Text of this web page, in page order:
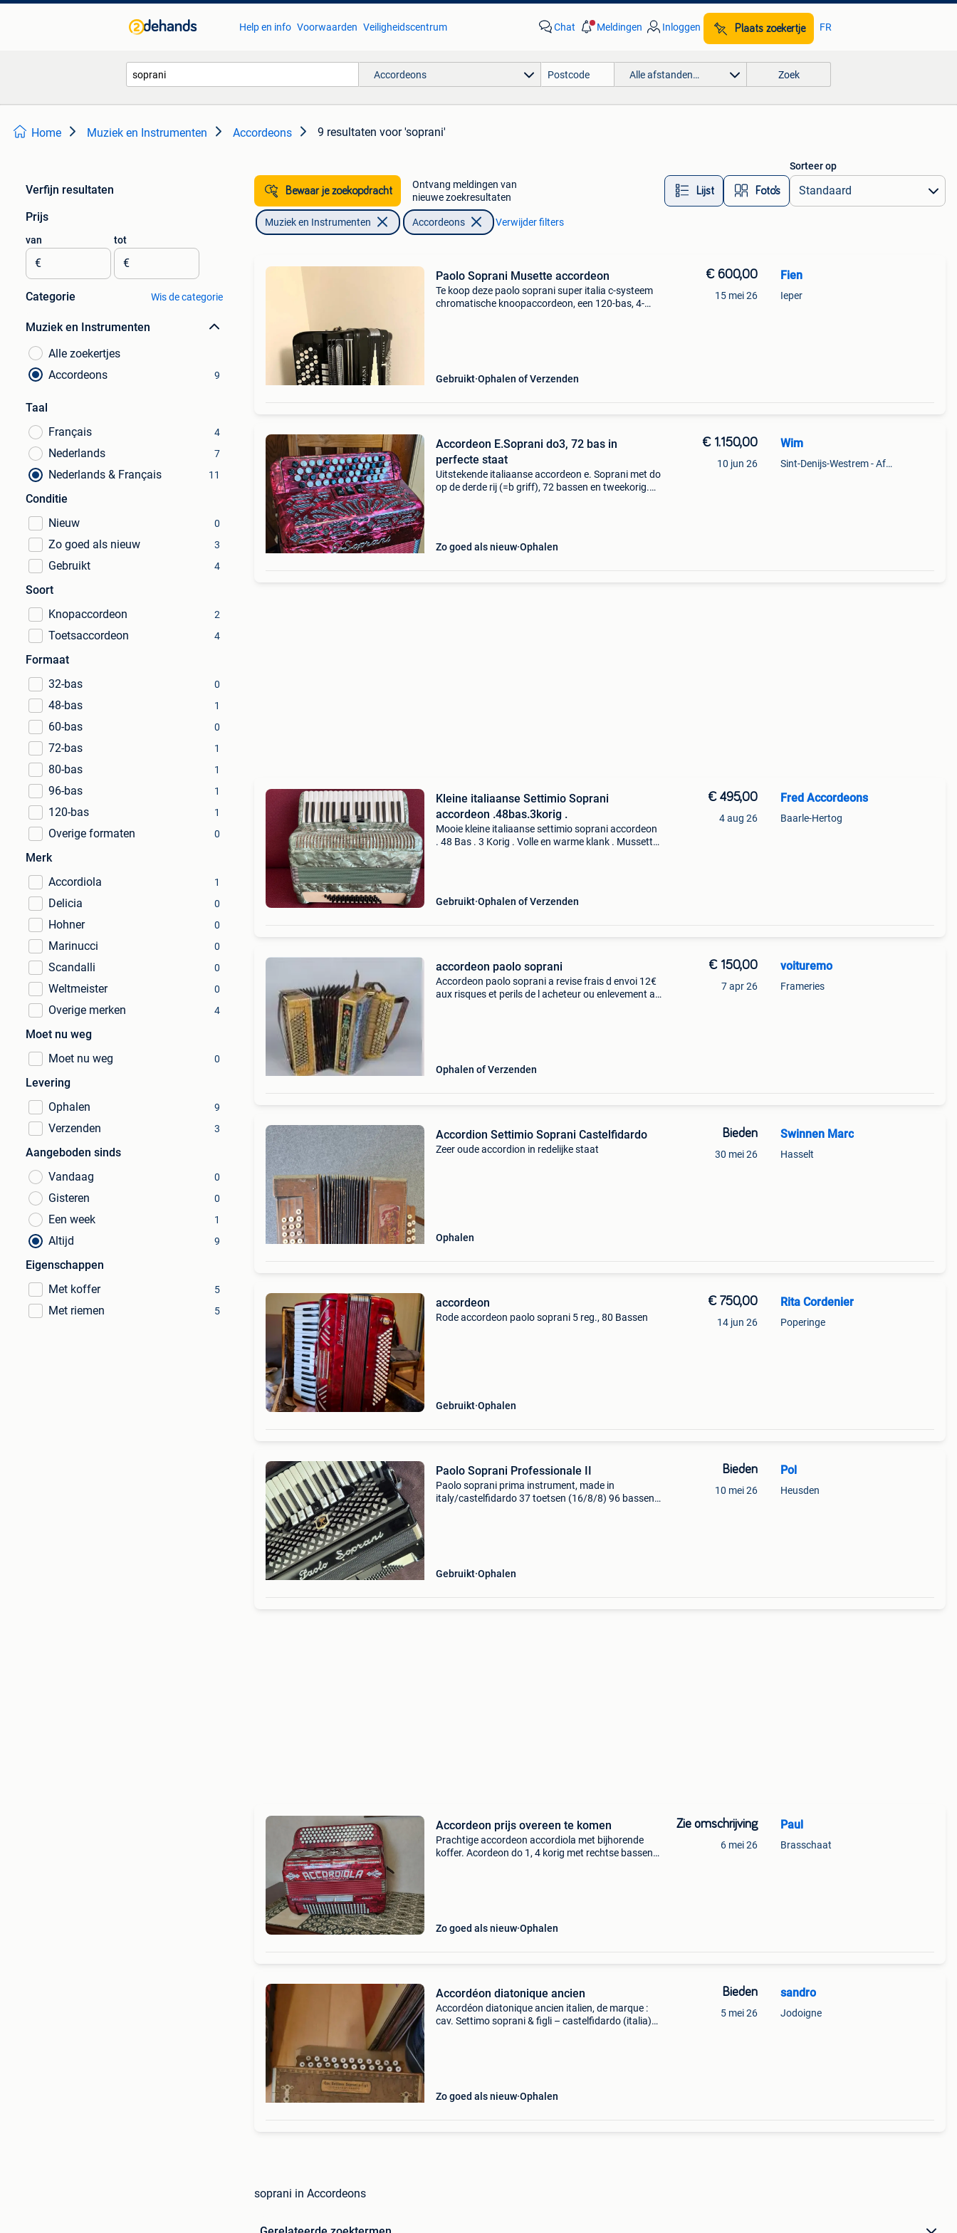
Help en info Voorwaarden Veiligheidscentrum Chat Meldingen Inloggen Plaats zoekertje FR
Accordeons Alle afstanden… Zoek
Home Muziek en Instrumenten Accordeons 9 resultaten voor 'soprani'
Verfijn resultaten
Prijs
van
€
tot
€
Categorie Wis de categorie
Muziek en Instrumenten
Alle zoekertjes
Accordeons
9
Taal
Français
4
Nederlands 7
Nederlands & Français 11
Conditie
Nieuw
0
Zo goed als nieuw 3
Gebruikt 4
Soort
Knopaccordeon
2
Toetsaccordeon 4
Formaat
32-bas
0
48-bas 1
60-bas 0
72-bas 1
80-bas 1
96-bas 1
120-bas 1
Overige formaten 0
Merk
Accordiola
1
Delicia 0
Hohner 0
Marinucci 0
Scandalli 0
Weltmeister 0
Overige merken 4
Moet nu weg
Moet nu weg
0
Levering
Ophalen
9
Verzenden 3
Aangeboden sinds
Vandaag
0
Gisteren 0
Een week 1
Altijd 9
Eigenschappen
Met koffer
5
Met riemen 5
Bewaar je zoekopdracht
Ontvang meldingen van
nieuwe zoekresultaten
Lijst Foto’s
Sorteer op
Muziek en Instrumenten Accordeons Verwijder filters
Paolo Soprani Musette accordeon
Te koop deze paolo soprani super italia c-systeem
chromatische knoopaccordeon, een 120-bas, 4-
Gebruikt Ophalen of Verzenden
€ 600,00
15 mei 26
Fien
Ieper
Accordeon E.Soprani do3, 72 bas in
perfecte staat
Uitstekende italiaanse accordeon e. Soprani met do
op de derde rij (=b griff), 72 bassen en tweekorig.
Zo goed als nieuw Ophalen
€ 1.150,00
10 jun 26
Wim
Sint-Denijs-Westrem - Afsnee
Kleine italiaanse Settimio Soprani
accordeon .48bas.3korig .
Mooie kleine italiaanse settimio soprani accordeon
. 48 Bas . 3 Korig . Volle en warme klank . Mussette
Gebruikt Ophalen of Verzenden
€ 495,00
4 aug 26
Fred Accordeons
Baarle-Hertog
accordeon paolo soprani
Accordeon paolo soprani a revise frais d envoi 12€
aux risques et perils de l acheteur ou enlevement a
Ophalen of Verzenden
€ 150,00
7 apr 26
voituremo
Frameries
Accordion Settimio Soprani Castelfidardo
Zeer oude accordion in redelijke staat
Ophalen
Bieden
30 mei 26
Swinnen Marc
Hasselt
accordeon
Rode accordeon paolo soprani 5 reg., 80 Bassen
Gebruikt Ophalen
€ 750,00
14 jun 26
Rita Cordenier
Poperinge
Paolo Soprani Professionale II
Paolo soprani prima instrument, made in
italy/castelfidardo 37 toetsen (16/8/8) 96 bassen
Gebruikt Ophalen
Bieden
10 mei 26
Pol
Heusden
Accordeon prijs overeen te komen
Prachtige accordeon accordiola met bijhorende
koffer. Acordeon do 1, 4 korig met rechtse bassen
Zo goed als nieuw Ophalen
Zie omschrijving
6 mei 26
Paul
Brasschaat
Accordéon diatonique ancien
Accordéon diatonique ancien italien, de marque :
cav. Settimo soprani & figli – castelfidardo (italia)
Zo goed als nieuw Ophalen
Bieden
5 mei 26
sandro
Jodoigne
soprani in Accordeons